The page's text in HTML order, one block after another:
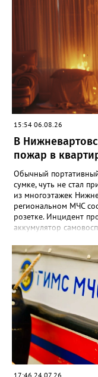
15:54 06.08.26
В
пожар в
Обычный
сумке, чуть не стал
из многоэтажек
региональном МЧС
розетке. Инцидент
аккумулятор
запаха дыма и
составила всего 0,5
Дознаватели МЧС
напоминают
кладите пауэрбанки
вздулся,
устройство. •
на возгорание —
17:46 24.07.26